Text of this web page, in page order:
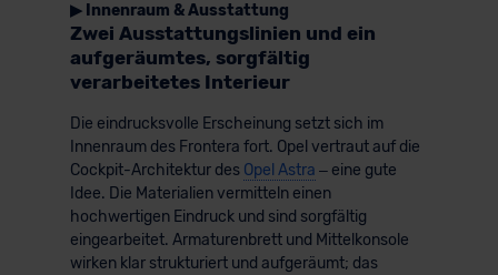
▶ Innenraum & Ausstattung
Zwei Ausstattungslinien und ein
aufgeräumtes, sorgfältig
verarbeitetes Interieur
Die eindrucksvolle Erscheinung setzt sich im
Innenraum des Frontera fort. Opel vertraut auf die
Cockpit-Architektur des Opel Astra – eine gute
Idee. Die Materialien vermitteln einen
hochwertigen Eindruck und sind sorgfältig
eingearbeitet. Armaturenbrett und Mittelkonsole
wirken klar strukturiert und aufgeräumt; das